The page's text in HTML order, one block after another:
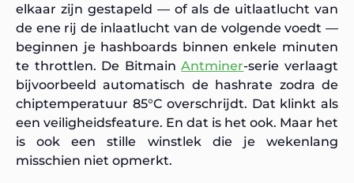
elkaar zijn gestapeld — of als de uitlaatlucht van
de ene rij de inlaatlucht van de volgende voedt —
beginnen je hashboards binnen enkele minuten
te throttlen. De BitmainAntminer-serie verlaagt
bijvoorbeeld automatisch de hashrate zodra de
chiptemperatuur 85°C overschrijdt. Dat klinkt als
een veiligheidsfeature. En dat is het ook. Maar het
is ook een stille winstlek die je wekenlang
misschien niet opmerkt.